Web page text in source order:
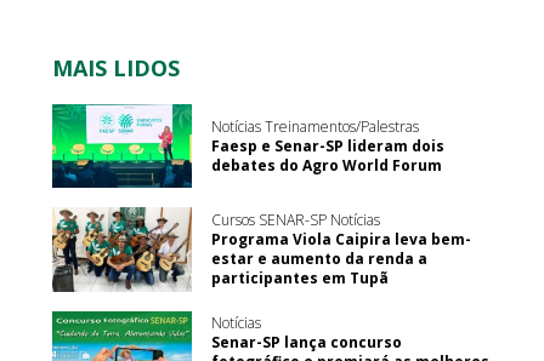
MAIS LIDOS
Notícias Treinamentos/Palestras
Faesp e Senar-SP lideram dois
debates do Agro World Forum
Cursos SENAR-SP Notícias
Programa Viola Caipira leva bem-
estar e aumento da renda a
participantes em Tupã
Notícias
Senar-SP lança concurso